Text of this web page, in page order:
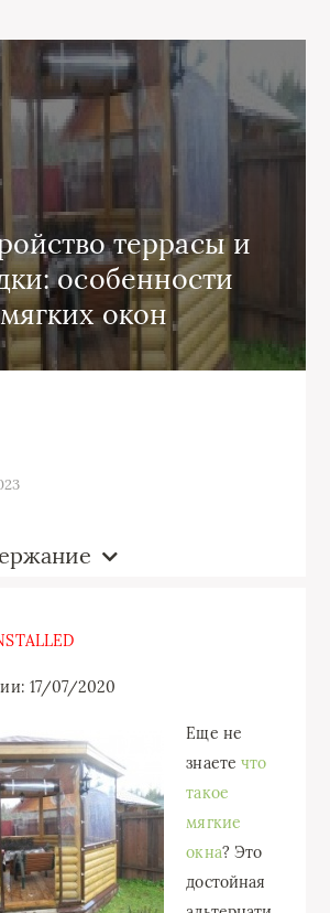
террасы и
особенности
мягких окон
17/07/2020
Еще не
знаете что
такое
мягкие
окна? Это
достойная